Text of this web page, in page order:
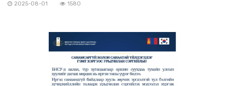
2025-08-01 1580